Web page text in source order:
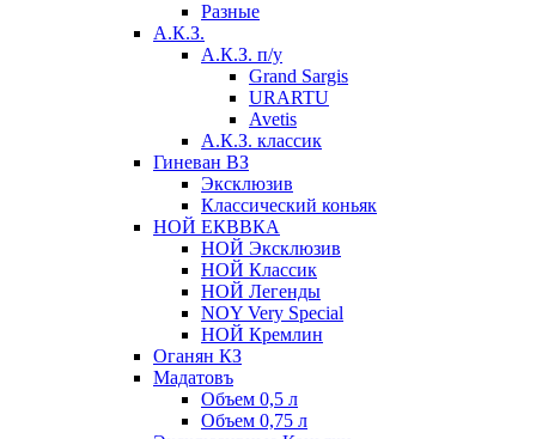
Разные
А.К.З.
А.К.З. п/у
Grand Sargis
URARTU
Avetis
А.К.З. классик
Гиневан ВЗ
Эксклюзив
Классический коньяк
НОЙ ЕКВВКА
НОЙ Эксклюзив
НОЙ Классик
НОЙ Легенды
NOY Very Speсial
НОЙ Кремлин
Оганян КЗ
Мадатовъ
Объем 0,5 л
Объем 0,75 л